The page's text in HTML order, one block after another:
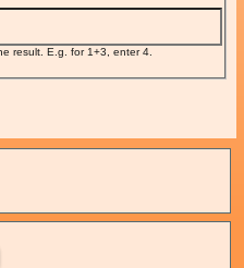
result. E.g. for 1+3, enter 4.